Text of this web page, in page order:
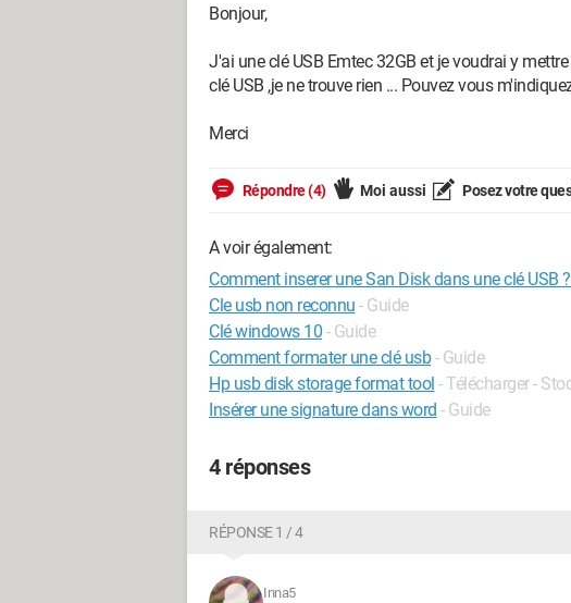
Bonjour,
J'ai une clé USB Emtec 32GB et je voudrai y
clé USB ,je ne trouve rien ... Pouvez vous
Merci
Répondre (4) Moi aussi Posez votre
A voir également:
Comment inserer une San Disk dans une clé USB
Cle usb non reconnu - Guide
Clé windows 10 - Guide
Comment formater une clé usb - Guide
Hp usb disk storage format tool - Télécharger -
Insérer une signature dans word - Guide
4 réponses
RÉPONSE 1 / 4
Inna5